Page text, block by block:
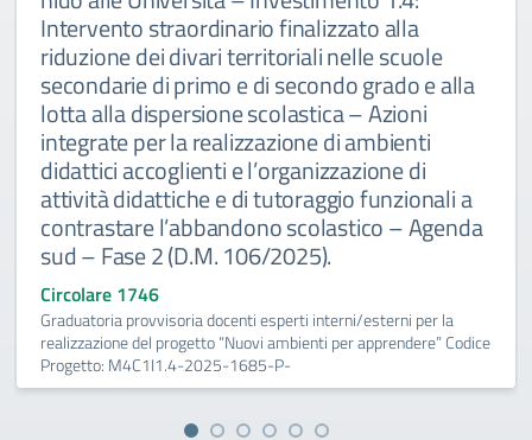
Intervento straordinario finalizzato alla
riduzione dei divari territoriali nelle scuole
secondarie di primo e di secondo grado e alla
lotta alla dispersione scolastica – Azioni
integrate per la realizzazione di ambienti
didattici accoglienti e l’organizzazione di
attività didattiche e di tutoraggio funzionali a
contrastare l’abbandono scolastico – Agenda
sud – Fase 2 (D.M. 106/2025).
Circolare 1746
Graduatoria provvisoria docenti esperti interni/esterni per la
realizzazione del progetto “Nuovi ambienti per apprendere” Codice
Progetto: M4C1I1.4-2025-1685-P-